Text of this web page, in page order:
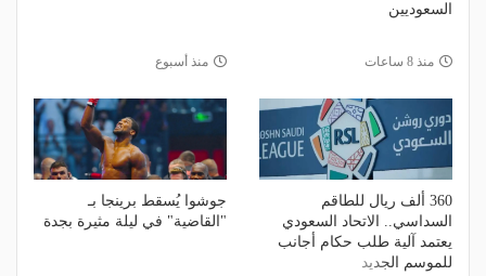
السعوديين
منذ 8 ساعات منذ أسبوع
360 ألف ريال للطاقم
السداسي.. الاتحاد السعودي
يعتمد آلية طلب حكام أجانب
للموسم الجديد
جوشوا يُسقط برينجا بـ
"القاضية" في ليلة مثيرة بجدة